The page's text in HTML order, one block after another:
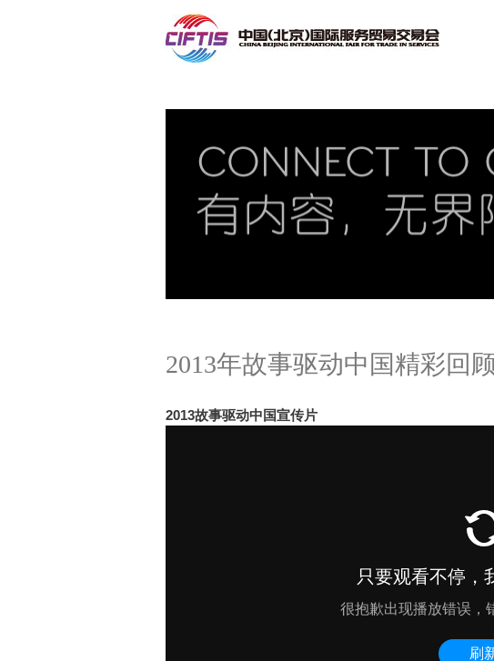
2013年故事驱动中国精彩回
2013故事驱动中国宣传片